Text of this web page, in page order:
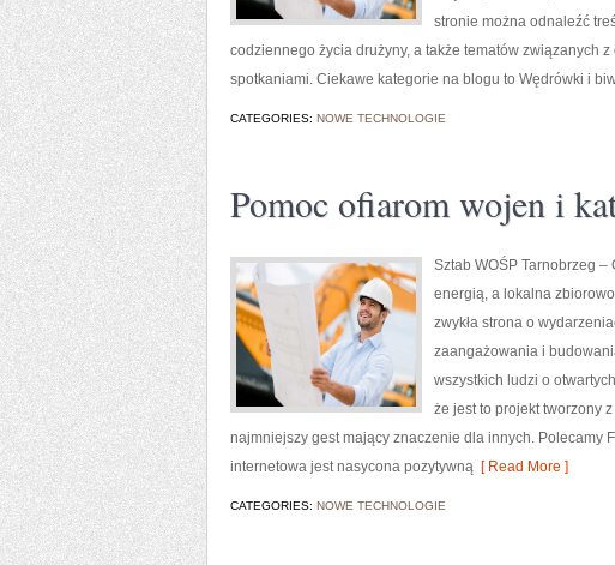
stronie można odnaleźć
codziennego życia drużyny, a także tematów związanych
spotkaniami. Ciekawe kategorie na blogu to Wędrówki i
CATEGORIES: NOWE TECHNOLOGIE
Pomoc ofiarom wojen i
Sztab WOŚP Tarnobrzeg
energią, a lokalna
zwykła strona o
zaangażowania i
wszystkich ludzi o
że jest to projekt tworzony
najmniejszy gest mający znaczenie dla innych. Polecamy
internetowa jest nasycona pozytywną [ Read More ]
CATEGORIES: NOWE TECHNOLOGIE